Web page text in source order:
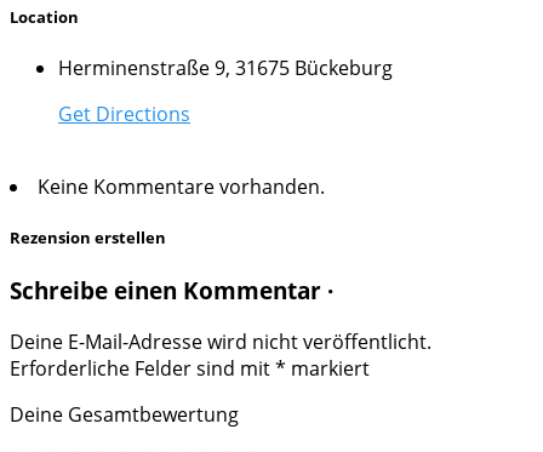
Location
Herminenstraße 9, 31675 Bückeburg
Get Directions
Keine Kommentare vorhanden.
Rezension erstellen
Schreibe einen Kommentar ·
Deine E-Mail-Adresse wird nicht veröffentlicht.
Erforderliche Felder sind mit* markiert
Deine Gesamtbewertung